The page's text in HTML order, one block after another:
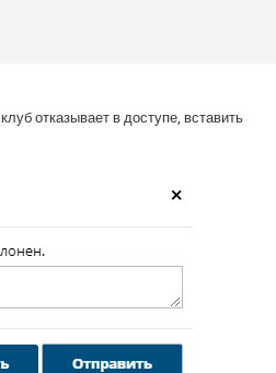
отказывает в доступе, вставить